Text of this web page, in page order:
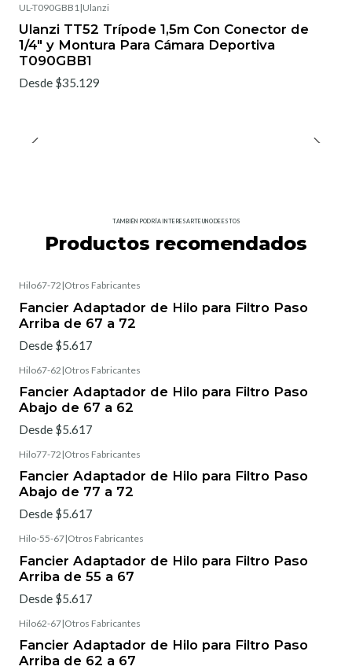
UL-T090GBB1 |Ulanzi
Ulanzi TT52 Trípode 1,5m Con Conector de
1/4" y Montura Para Cámara Deportiva
T090GBB1
Desde $35.129
TAMBIÉN PODRÍA INTERESARTE UNO DE ESTOS
Productos recomendados
Hilo67-72 |Otros Fabricantes
Fancier Adaptador de Hilo para Filtro Paso
Arriba de 67 a 72
Desde $5.617
Hilo67-62 |Otros Fabricantes
Fancier Adaptador de Hilo para Filtro Paso
Abajo de 67 a 62
Desde $5.617
Hilo77-72 |Otros Fabricantes
Fancier Adaptador de Hilo para Filtro Paso
Abajo de 77 a 72
Desde $5.617
Hilo-55-67|Otros Fabricantes
Fancier Adaptador de Hilo para Filtro Paso
Arriba de 55 a 67
Desde $5.617
Hilo62-67|Otros Fabricantes
Fancier Adaptador de Hilo para Filtro Paso
Arriba de 62 a 67